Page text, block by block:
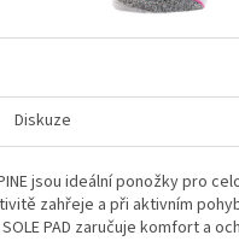
Diskuze
jsou ideální ponožky pro
zahřeje a při aktivním
PAD zaručuje komfort a